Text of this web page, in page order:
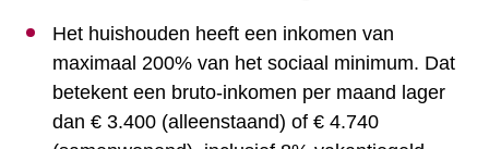
Het huishouden heeft een inkomen van
maximaal 200% van het sociaal minimum. Dat
betekent een bruto-inkomen per maand lager
dan € 3.400 (alleenstaand) of € 4.740